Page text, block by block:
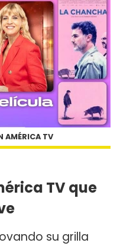
AMÉRICA TV
TV que
su grilla